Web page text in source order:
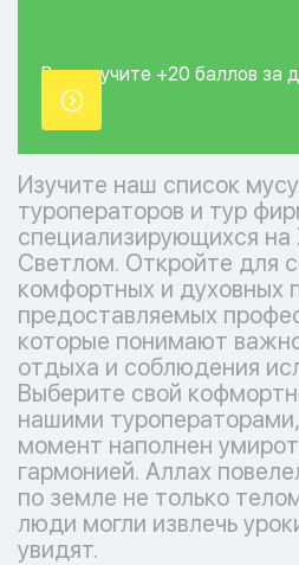
Вы получите +20 баллов за
точки.
Изучите наш список
туроператоров и тур
специализирующихся на
Светлом. Откройте для
комфортных и духовных
предоставляемых
которые понимают
отдыха и соблюдения
Выберите свой
нашими
момент наполнен
гармонией. Аллах
по земле не только
люди могли извлечь
увидят.